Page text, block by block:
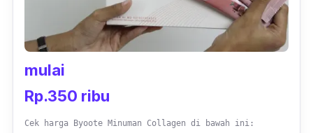
mulai
Rp.350 ribu
Cek harga Byoote Minuman Collagen di bawah ini: